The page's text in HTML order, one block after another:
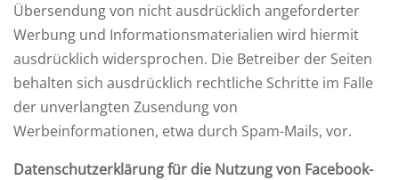
Übersendung von nicht ausdrücklich angeforderter
Werbung und Informationsmaterialien wird hiermit
ausdrücklich widersprochen. Die Betreiber der Seiten
behalten sich ausdrücklich rechtliche Schritte im Falle
der unverlangten Zusendung von
Werbeinformationen, etwa durch Spam-Mails, vor.
Datenschutzerklärung für die Nutzung von Facebook-